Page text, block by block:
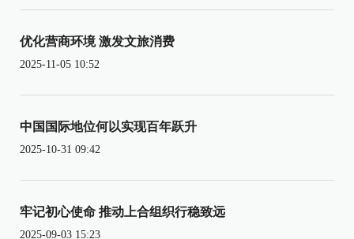
优化营商环境 激发文旅消费
2025-11-05 10:52
中国国际地位何以实现百年跃升
2025-10-31 09:42
牢记初心使命 推动上合组织行稳致远
2025-09-03 15:23